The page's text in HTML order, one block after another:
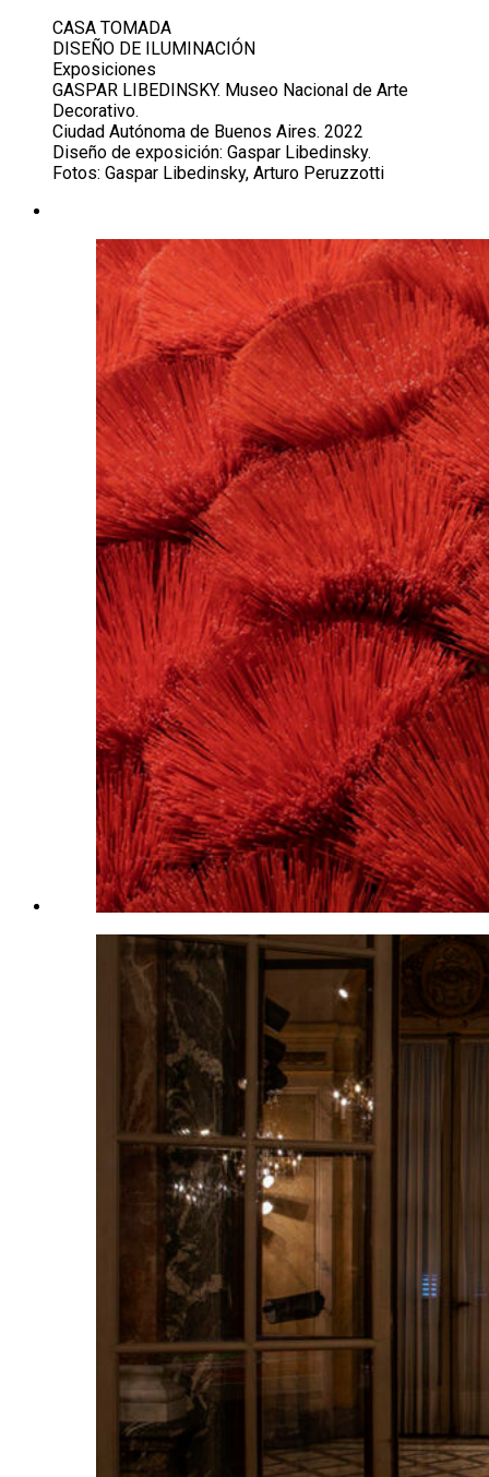
CASA TOMADA
DISEÑO DE ILUMINACIÓN
Exposiciones
GASPAR LIBEDINSKY. Museo Nacional de Arte
Decorativo.
Ciudad Autónoma de Buenos Aires. 2022
Diseño de exposición: Gaspar Libedinsky.
Fotos: Gaspar Libedinsky, Arturo Peruzzotti